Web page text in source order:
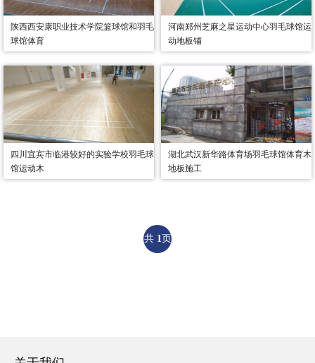
陕西西安康职业技术学院篮球馆和羽毛
球馆体育
河南郑州芝麻之星运动中心羽毛球馆运
动地板铺
四川宜宾市临港较好的实验学校羽毛球
馆运动木
湖北武汉新华路体育场羽毛球馆体育木
地板施工
共 1页